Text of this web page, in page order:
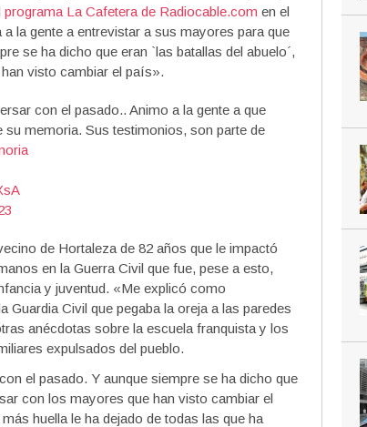
programa La Cafetera de Radiocable.com en el
la gente a entrevistar a sus mayores para que
se ha dicho que eran `las batallas del abuelo´,
visto cambiar el país».
con el pasado.. Animo a la gente a que
memoria. Sus testimonios, son parte de
de Hortaleza de 82 años que le impactó
en la Guerra Civil que fue, pese a esto,
y juventud. «Me explicó como
Civil que pegaba la oreja a las paredes
anécdotas sobre la escuela franquista y los
expulsados del pueblo.
el pasado. Y aunque siempre se ha dicho que
con los mayores que han visto cambiar el
huella le ha dejado de todas las que ha